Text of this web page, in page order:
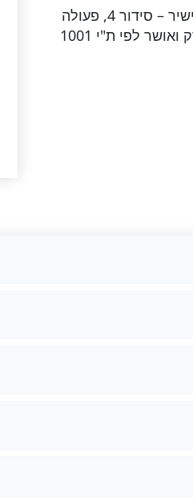
המפוחים בסדרה מתוכננים לעבודה רציפה ואמינה, עם הינע ישיר – סידור 4, פעולה
שקטה, נצילות גבוהה ותחזוקה מינימלית. בנוסף, המפוח נבדק ואושר לפי ת"י 1001